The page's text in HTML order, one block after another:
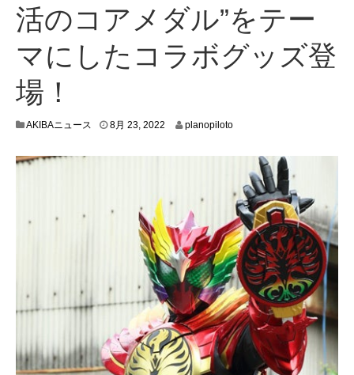
活のコアメダル”をテー
マにしたコラボグッズ登
場！
AKIBAニュース 8月 23, 2022
2
2
planopiloto